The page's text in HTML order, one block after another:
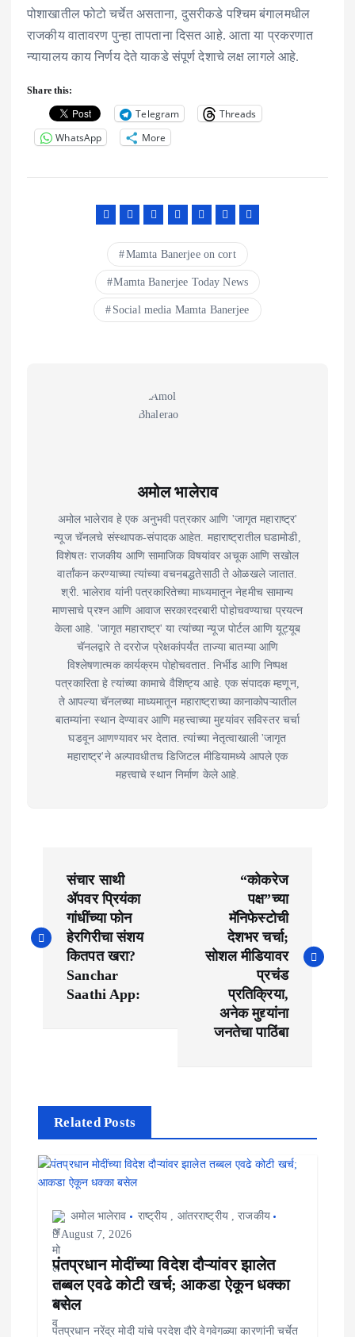
पोशाखातील फोटो चर्चेत असताना, दुसरीकडे पश्चिम बंगालमधील
राजकीय वातावरण पुन्हा तापताना दिसत आहे. आता या प्रकरणात
न्यायालय काय निर्णय देते याकडे संपूर्ण देशाचे लक्ष लागले आहे.
Share this:
Telegram
Threads
WhatsApp
More
Mamta Banerjee on cort
Mamta Banerjee Today News
Social media Mamta Banerjee
अमोल भालेराव
अमोल भालेराव हे एक अनुभवी पत्रकार आणि 'जागृत महाराष्ट्र'
न्यूज चॅनलचे संस्थापक-संपादक आहेत. महाराष्ट्रातील घडामोडी,
विशेषतः राजकीय आणि सामाजिक विषयांवर अचूक आणि सखोल
वार्तांकन करण्याच्या त्यांच्या वचनबद्धतेसाठी ते ओळखले जातात.
श्री. भालेराव यांनी पत्रकारितेच्या माध्यमातून नेहमीच सामान्य
माणसाचे प्रश्न आणि आवाज सरकारदरबारी पोहोचवण्याचा प्रयत्न
केला आहे. 'जागृत महाराष्ट्र' या त्यांच्या न्यूज पोर्टल आणि यूट्यूब
चॅनलद्वारे ते दररोज प्रेक्षकांपर्यंत ताज्या बातम्या आणि
विश्लेषणात्मक कार्यक्रम पोहोचवतात. निर्भीड आणि निष्पक्ष
पत्रकारिता हे त्यांच्या कामाचे वैशिष्ट्य आहे. एक संपादक म्हणून,
ते आपल्या चॅनलच्या माध्यमातून महाराष्ट्राच्या कानाकोपऱ्यातील
बातम्यांना स्थान देण्यावर आणि महत्त्वाच्या मुद्द्यांवर सविस्तर चर्चा
घडवून आणण्यावर भर देतात. त्यांच्या नेतृत्वाखाली 'जागृत
महाराष्ट्र'ने अल्पावधीतच डिजिटल मीडियामध्ये आपले एक
महत्त्वाचे स्थान निर्माण केले आहे.
s
a
संचार साथी
ॲपवर प्रियंका
गांधींच्या फोन
हेरगिरीचा संशय
कितपत खरा?
Sanchar
Saathi App:
“कोकरेज
पक्ष”च्या
मॅनिफेस्टोची
देशभर चर्चा;
सोशल मीडियावर
प्रचंड
प्रतिक्रिया,
अनेक मुद्द्यांना
जनतेचा पाठिंबा
Related Posts
अमोल भालेराव राष्ट्रीय , आंतरराष्ट्रीय,राजकीय
August 7, 2026
पंतप्रधान मोदींच्या विदेश दौऱ्यांवर झालेत
तब्बल एवढे कोटी खर्च; आकडा ऐकून धक्का
बसेल
पंतप्रधान नरेंद्र मोदी यांचे परदेश दौरे वेगवेगळ्या कारणांनी चर्चेत